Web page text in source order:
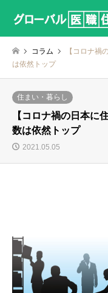
コラム
【コロナ禍
は依然トップ
住まい・暮らし
【コロナ禍の日本に
数は依然トップ
2021.05.05